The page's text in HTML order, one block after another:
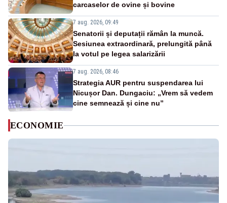
carcaselor de ovine și bovine
7 aug. 2026, 09:49
Senatorii și deputații rămân la muncă.
Sesiunea extraordinară, prelungită până
la votul pe legea salarizării
7 aug. 2026, 08:46
Strategia AUR pentru suspendarea lui
Nicușor Dan. Dungaciu: „Vrem să vedem
cine semnează și cine nu”
ECONOMIE